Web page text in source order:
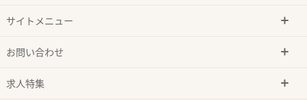
サイトメニュー
お問い合わせ
求人特集